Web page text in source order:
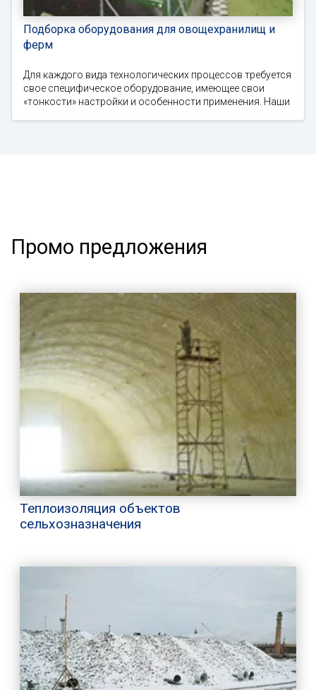
Подборка оборудования для овощехранилищ и
ферм
Для каждого вида технологических процессов требуется
свое специфическое оборудование, имеющее свои
«тонкости» настройки и особенности применения. Наши
Промо предложения
Теплоизоляция объектов
сельхозназначения